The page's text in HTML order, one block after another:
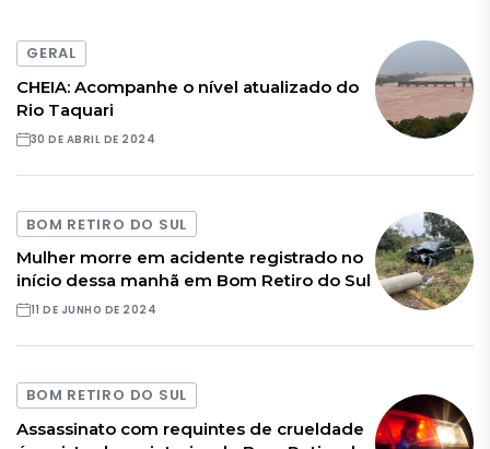
GERAL
CHEIA: Acompanhe o nível atualizado do
Rio Taquari
30 DE ABRIL DE 2024
BOM RETIRO DO SUL
Mulher morre em acidente registrado no
início dessa manhã em Bom Retiro do Sul
11 DE JUNHO DE 2024
BOM RETIRO DO SUL
Assassinato com requintes de crueldade